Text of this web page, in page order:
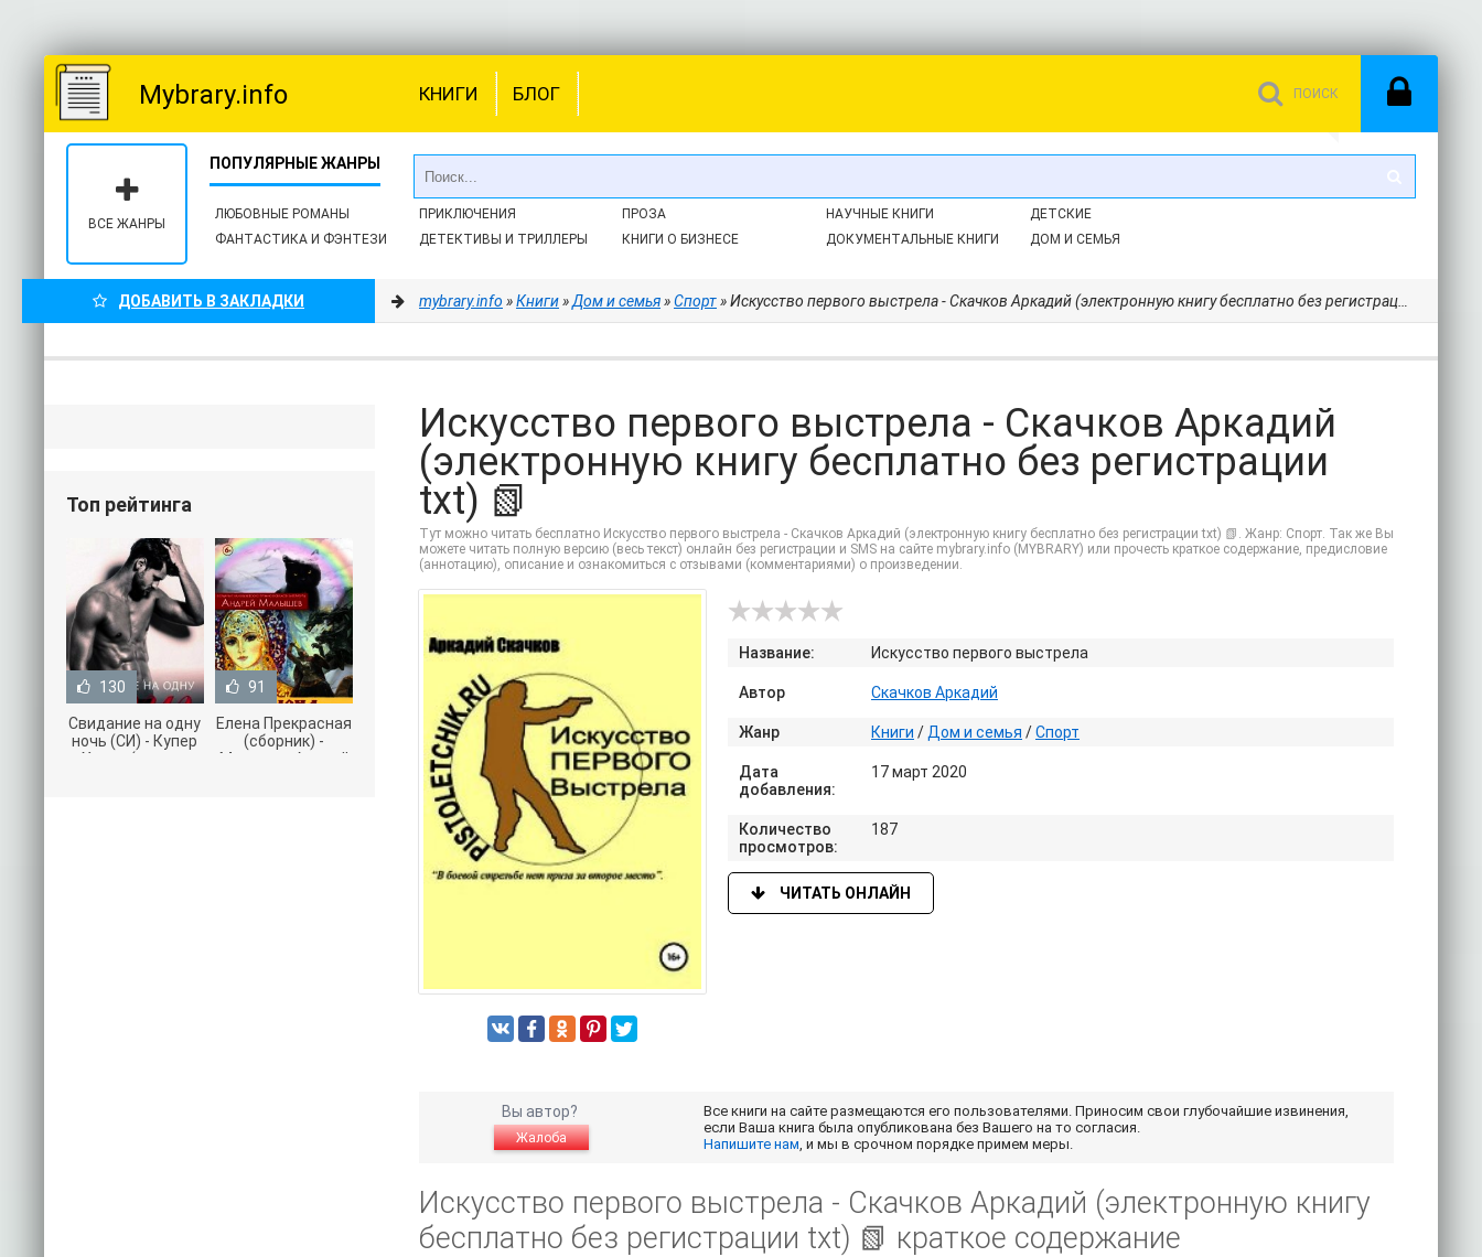
Mybrary.info КНИГИ БЛОГ
ЛЮБОВНЫЕ РОМАНЫ
ФАНТАСТИКА И ФЭНТЕЗИ
ПРИКЛЮЧЕНИЯ
ДЕТЕКТИВЫ И ТРИЛЛЕРЫ
ПРОЗА
КНИГИ О БИЗНЕСЕ
НАУЧНЫЕ КНИГИ
ДОКУМЕНТАЛЬНЫЕ КНИГИ
ДЕТСКИЕ
ДОМ И СЕМЬЯ
ВСЕ ЖАНРЫ
ДОБАВИТЬ В ЗАКЛАДКИ mybrary.info »Книги»Дом и семья»Спорт» Искусство первого выстрела - Скачков Аркадий (электронную книгу бесплатно без регистрации txt) 📗
Искусство первого выстрела - Скачков Аркадий
(электронную книгу бесплатно без регистрации
txt) 📗
Тут можно читать бесплатно Искусство первого выстрела - Скачков Аркадий (электронную книгу бесплатно без регистрации txt) 📗. Жанр: Спорт. Так же Вы
можете читать полную версию (весь текст) онлайн без регистрации и SMS на сайте mybrary.info (MYBRARY) или прочесть краткое содержание, предисловие
(аннотацию), описание и ознакомиться с отзывами (комментариями) о произведении.
Название: Искусство первого выстрела
Автор Скачков Аркадий
Жанр Книги / Дом и семья /Спорт
Дата
добавления:
17 март 2020
Количество
просмотров:
187
ЧИТАТЬ ОНЛАЙН
Вы автор?
Жалоба
Все книги на сайте размещаются его пользователями. Приносим свои глубочайшие извинения,
если Ваша книга была опубликована без Вашего на то согласия.
Напишите нам , и мы в срочном порядке примем меры.
Искусство первого выстрела - Скачков Аркадий (электронную книгу
бесплатно без регистрации txt) 📗 краткое содержание
Топ рейтинга
130
Свидание на одну
ночь (СИ) - Купер
Хелен (читать
91
Елена Прекрасная
(сборник) -
Малышев Андрей